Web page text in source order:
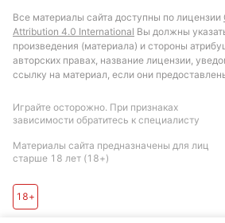
Обновлено:
Автор
Все материалы сайта доступны по лицензии
Attribution 4.0 International Вы должны
произведения (материала) и стороны
авторских правах, название лицензии,
ссылку на материал, если они
Играйте осторожно. При признаках
зависимости обратитесь к специалисту
Материалы сайта предназначены для лиц
старше 18 лет (18+)
18+